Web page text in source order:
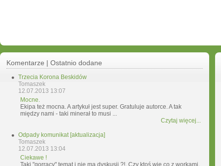
Komentarze | Ostatnio dodane
Trzecia Korona Beskidów
Tomaszek
12.07.2013 13:07
Mocne.
Ekipa też mocna. A artykuł jest super. Gratuluje autorce. A tak
między nami - taki minerał to musi ...
Czytaj więcej...
Odpady komunikat [aktualizacja]
Tomaszek
12.07.2013 13:04
Ciekawe !
Taki "gorrący" temat i nie ma dyskusji ?!. Czy ktoś wie co z workami,